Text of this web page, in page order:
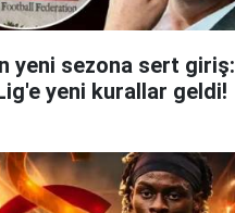
yeni sezona sert giriş:
yeni kurallar geldi!